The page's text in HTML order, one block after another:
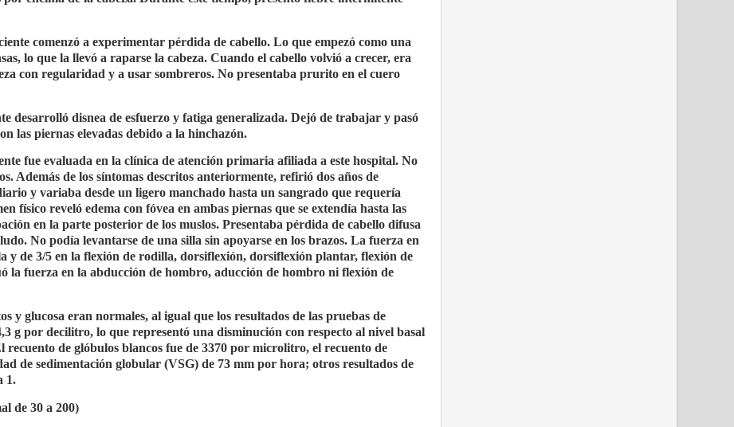
comenzó a experimentar pérdida de cabello. Lo que empezó como una
lo que la llevó a raparse la cabeza. Cuando el cabello volvió a crecer, era
con regularidad y a usar sombreros. No presentaba prurito en el cuero
desarrolló disnea de esfuerzo y fatiga generalizada. Dejó de trabajar y pasó
las piernas elevadas debido a la hinchazón.
fue evaluada en la clínica de atención primaria afiliada a este hospital. No
Además de los síntomas descritos anteriormente, refirió dos años de
y variaba desde un ligero manchado hasta un sangrado que requería
físico reveló edema con fóvea en ambas piernas que se extendía hasta las
en la parte posterior de los muslos. Presentaba pérdida de cabello difusa
No podía levantarse de una silla sin apoyarse en los brazos. La fuerza en
y de 3/5 en la flexión de rodilla, dorsiflexión, dorsiflexión plantar, flexión de
la fuerza en la abducción de hombro, aducción de hombro ni flexión de
y glucosa eran normales, al igual que los resultados de las pruebas de
g por decilitro, lo que representó una disminución con respecto al nivel basal
de glóbulos blancos fue de 3370 por microlitro, el recuento de
de sedimentación globular (VSG) de 73 mm por hora; otros resultados de
1.
de 30 a 200)